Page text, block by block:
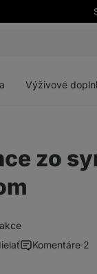
Výživové
zo
Komentáre 2